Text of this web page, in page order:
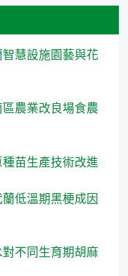
慧設施園藝與花
農業改良場食農
苗生產技術改進
低溫期黑梗成因
不同生育期胡麻